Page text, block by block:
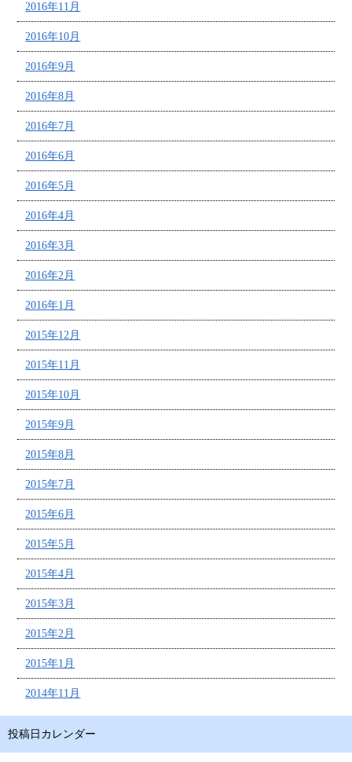
2016年11月
2016年10月
2016年9月
2016年8月
2016年7月
2016年6月
2016年5月
2016年4月
2016年3月
2016年2月
2016年1月
2015年12月
2015年11月
2015年10月
2015年9月
2015年8月
2015年7月
2015年6月
2015年5月
2015年4月
2015年3月
2015年2月
2015年1月
2014年11月
投稿日カレンダー